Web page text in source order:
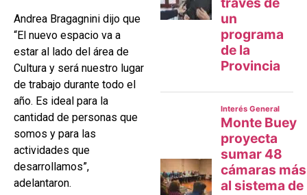
Andrea Bragagnini dijo que
“El nuevo espacio va a
estar al lado del área de
Cultura y será nuestro lugar
de trabajo durante todo el
año. Es ideal para la
cantidad de personas que
somos y para las
actividades que
desarrollamos”,
adelantaron.